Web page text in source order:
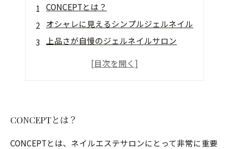
CONCEPTとは？
オシャレに見えるシンプルジェルネイル
上品さが自慢のジェルネイルサロン
オリジナリティあふれるデザイン
CONCEPTとは？
CONCEPTとは、ネイルエステサロンにとって非常に重要